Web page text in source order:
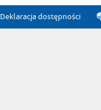
Deklaracja dostępności